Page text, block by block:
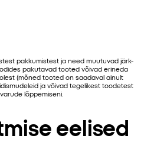
pakkumistest ja need muutuvad järk-
pakutavad tooted võivad erineda
(mõned tooted on saadaval ainult
ja võivad tegelikest toodetest
lõppemiseni.
eelised